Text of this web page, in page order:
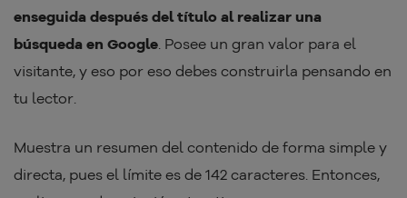
enseguida después del título al realizar una
búsqueda en Google. Posee un gran valor para el
visitante, y eso por eso debes construirla pensando en
tu lector.
Muestra un resumen del contenido de forma simple y
directa, pues el límite es de 142 caracteres. Entonces,